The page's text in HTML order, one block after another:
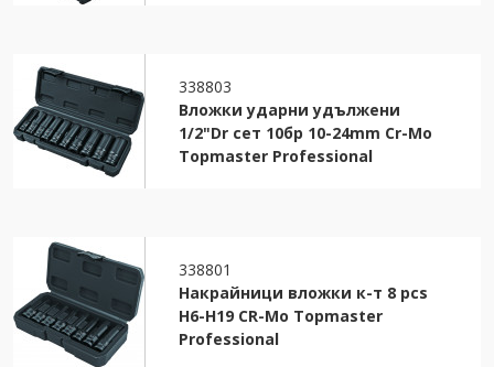
338803
Вложки ударни удължени
1/2"Dr сет 10бр 10-24mm Cr-Mo
Topmaster Professional
338801
Накрайници вложки к-т 8 pcs
H6-H19 CR-Mo Topmaster
Professional